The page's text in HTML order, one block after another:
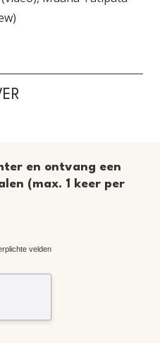
en ontvang een
(max. 1 keer per
velden